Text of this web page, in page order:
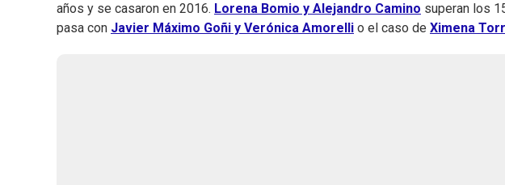
años y se casaron en 2016. Lorena Bomio y Alejandro Camino superan los
pasa con Javier Máximo Goñi y Verónica Amorelli o el caso de Ximena